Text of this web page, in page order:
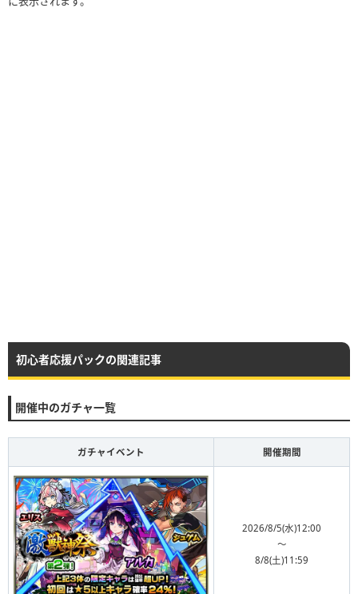
初心者応援パックの関連記事
開催中のガチャ一覧
ガチャイベント 開催期間
2026/8/5(水)12:00
〜
8/8(土)11:59